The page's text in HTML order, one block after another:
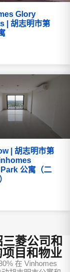
Glory
| 胡志明市第
| 胡志明市第
公寓（二
菱公司和
目和物业
在 Vinhomes